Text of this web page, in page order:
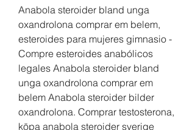
Anabola steroider bland unga
oxandrolona comprar em belem,
esteroides para mujeres gimnasio -
Compre esteroides anabólicos
legales Anabola steroider bland
unga oxandrolona comprar em
belem Anabola steroider bilder
oxandrolona. Comprar testosterona,
köpa anabola steroider sverige